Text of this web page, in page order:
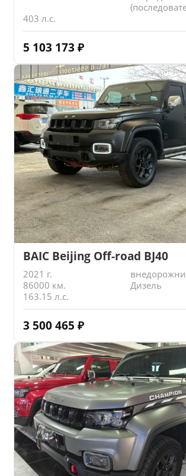
403 л.с.
5 103 173 ₽
BAIC Beijing Off-road BJ40
2021 г.
86000 км.
Дизель
163.15 л.с.
3 500 465 ₽